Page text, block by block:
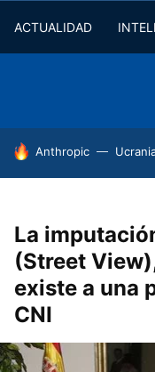
ACTUALIDAD
HOY SE HABLA DE
Anthropic
La
(Street
existe a una
CNI